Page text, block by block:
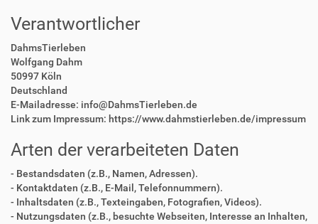
Verantwortlicher
DahmsTierleben
Wolfgang Dahm
50997 Köln
Deutschland
E-Mailadresse: info@DahmsTierleben.de
Link zum Impressum: https://www.dahmstierleben.de/impressum
Arten der verarbeiteten Daten
- Bestandsdaten (z.B., Namen, Adressen).
- Kontaktdaten (z.B., E-Mail, Telefonnummern).
- Inhaltsdaten (z.B., Texteingaben, Fotografien, Videos).
- Nutzungsdaten (z.B., besuchte Webseiten, Interesse an Inhalten,